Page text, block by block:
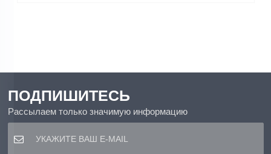
ПОДПИШИТЕСЬ
Рассылаем только значимую информацию